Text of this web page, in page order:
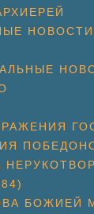
БОЖИЕЙ